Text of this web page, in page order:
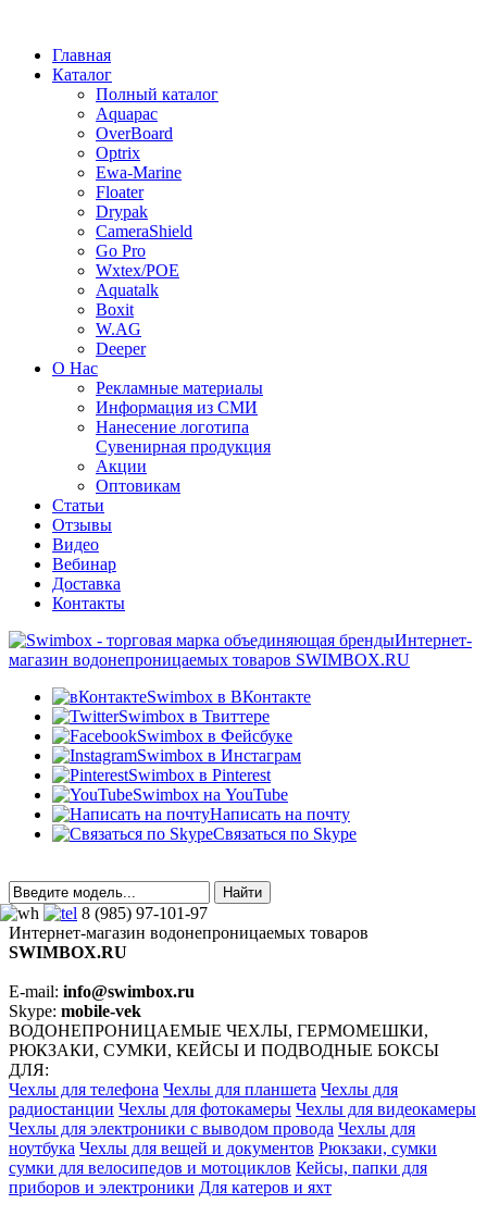
Главная
Каталог
Полный каталог
Aquapac
OverBoard
Optrix
Ewa-Marine
Floater
Drypak
CameraShield
Go Pro
Wxtex/POE
Aquatalk
Boxit
W.AG
Deeper
О Нас
Рекламные материалы
Информация из СМИ
Нанесение логотипа
Сувенирная продукция
Акции
Оптовикам
Статьи
Отзывы
Видео
Вебинар
Доставка
Контакты
Интернет-
магазин водонепроницаемых товаров SWIMBOX.RU
Swimbox в ВКонтакте
Swimbox в Твиттере
Swimbox в Фейсбуке
Swimbox в Инстаграм
Swimbox в Pinterest
Swimbox на YouTube
Написать на почту
Связаться по Skype
8 (985) 97-101-97
Интернет-магазин водонепроницаемых товаров
SWIMBOX.RU
E-mail: info@swimbox.ru
Skype: mobile-vek
ВОДОНЕПРОНИЦАЕМЫЕ ЧЕХЛЫ, ГЕРМОМЕШКИ,
РЮКЗАКИ, СУМКИ, КЕЙСЫ И ПОДВОДНЫЕ БОКСЫ
ДЛЯ:
Чехлы для телефона Чехлы для планшета Чехлы для
радиостанции Чехлы для фотокамеры Чехлы для видеокамеры
Чехлы для электроники с выводом провода Чехлы для
ноутбука Чехлы для вещей и документов Рюкзаки, сумки
сумки для велосипедов и мотоциклов Кейсы, папки для
приборов и электроники Для катеров и яхт